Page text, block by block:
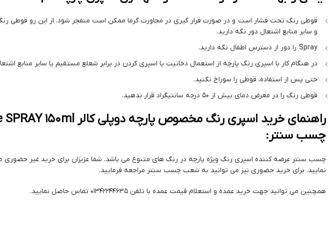
قوطی رنگ تحت فشار است و در صورت قرار گیری در مجاورت گرما ممکن است منفجر شود. از این رو قوطی رنگ
و سایر منابع اشتعال دور نگه دارید.
Spray را دور از دسترس اطفال نگه دارید.
در هنگام کار با اسپری رنگ پارچه از استعمال دخانیت یا اسپری کردن در برابر شعلع مستقیم یا سایر منابع
حتی پس از استفاده، قوطی را سوراخ نکنید.
قوطی رنگ را در معرض دمای بیش از 50 درجه سانتیگراد قرار ندهید.
چسب سنتر:
چسب سنتر عرضه کننده اسپری رنگ ویژه پارچه در رنگ های متنوع می باشد. شما عزیزان برای خرید غیر حضوری
نمایید. برای خرید حضوری نیز می توانید به شعب چسب سنتر مراجعه فرمایید.
همچنین می توانید جهت خرید عمده و استعلام قیمت عمده با تلفن 01342244635 تماس حاصل نمایید.